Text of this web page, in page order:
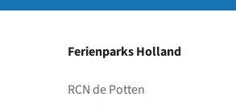
Ferienparks Holland
RCN de Potten